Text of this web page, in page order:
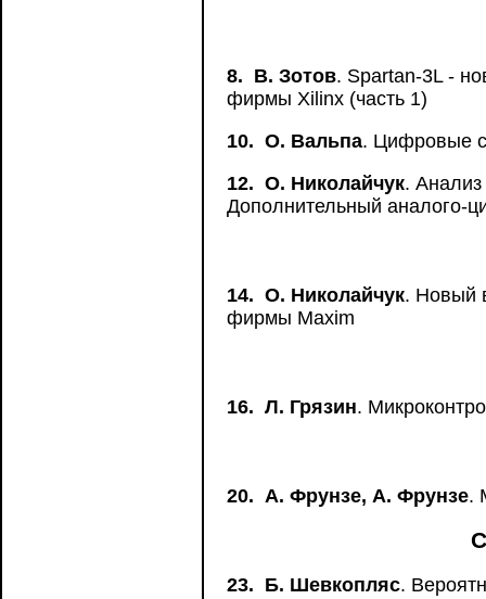
8. В. Зотов. Spartan-3L -
фирмы Xilinx (часть 1)
10. О. Вальпа. Цифровые
12. О. Николайчук.
Дополнительный аналого-
14. О. Николайчук. Новый
фирмы Maxim
16. Л. Грязин.
20. А. Фрунзе, А. Фрунзе.
23. Б. Шевкопляс.